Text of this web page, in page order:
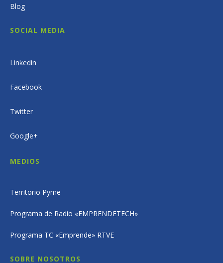
Blog
SOCIAL MEDIA
Linkedin
Facebook
Twitter
Google+
MEDIOS
Territorio Pyme
Programa de Radio «EMPRENDETECH»
Programa TC «Emprende» RTVE
SOBRE NOSOTROS